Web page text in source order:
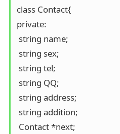
class Contact{
private:
string name;
string sex;
string tel;
string QQ;
string address;
string addition;
Contact *next;